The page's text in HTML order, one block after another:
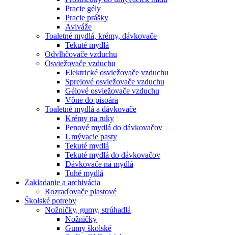
Pracie gély
Pracie prášky
Aviváže
Toaletné mydlá, krémy, dávkovače
Tekuté mydlá
Odvlhčovače vzduchu
Osviežovače vzduchu
Elektrické osviežovače vzduchu
Sprejové osviežovače vzduchu
Gélové osviežovače vzduchu
Vône do pisoára
Toaletné mydlá a dávkovače
Krémy na ruky
Penové mydlá do dávkovačov
Umývacie pasty
Tekuté mydlá
Tekuté mydlá do dávkovačov
Dávkovače na mydlá
Tuhé mydlá
Zakladanie a archivácia
Rozraďovače plastové
Školské potreby
Nožničky, gumy, strúhadlá
Nožničky
Gumy školské